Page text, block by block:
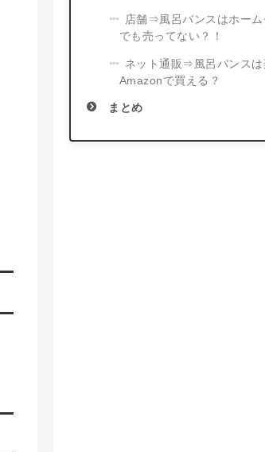
店舗⇒風呂バンスはホーム
でも売ってない？！
ネット通販⇒風呂バンスは
Amazonで買える？
まとめ